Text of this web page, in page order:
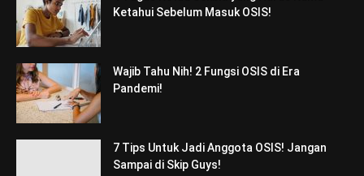
Ketahui Sebelum Masuk OSIS!
Wajib Tahu Nih! 2 Fungsi OSIS di Era
Pandemi!
7 Tips Untuk Jadi Anggota OSIS! Jangan
Sampai di Skip Guys!